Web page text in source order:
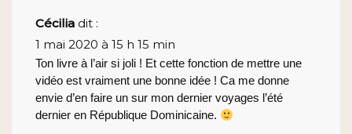
Cécilia dit :
1 mai 2020 à 15 h 15 min
Ton livre à l’air si joli ! Et cette fonction de mettre une
vidéo est vraiment une bonne idée ! Ca me donne
envie d’en faire un sur mon dernier voyages l’été
dernier en République Dominicaine.